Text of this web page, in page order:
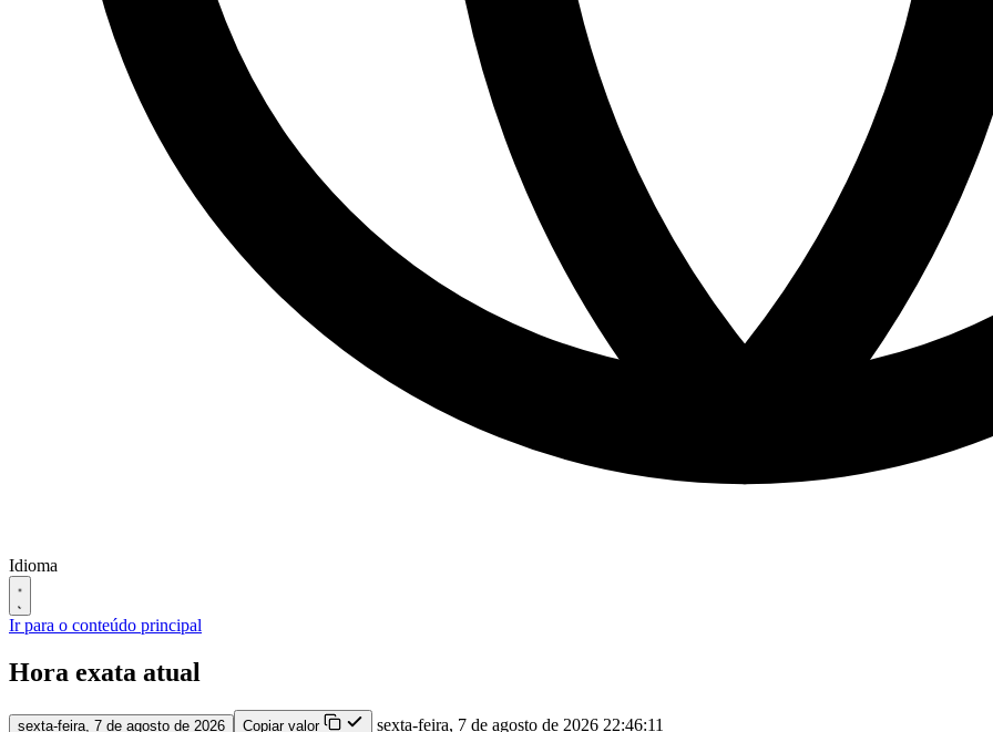
Idioma
Ir para o conteúdo principal
Hora exata atual
sexta-feira, 7 de agosto de 2026 Copiar valor
sexta-feira, 7 de agosto de 2026 22:46:12